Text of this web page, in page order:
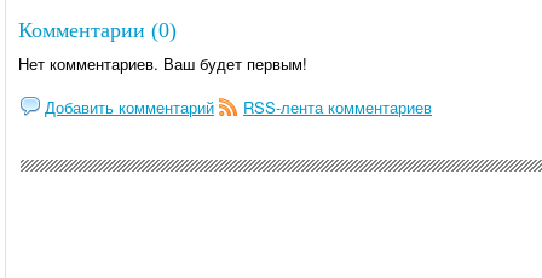
Комментарии (0)
Нет комментариев. Ваш будет первым!
Добавить комментарий
RSS-лента комментариев